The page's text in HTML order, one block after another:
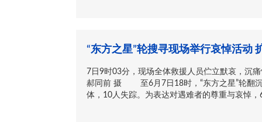
“东方之星”轮搜寻现场举行哀悼活动
7日9时03分，现场全体救援人员伫立默哀，沉
郝同前 摄 至6月7日18时，“东方之星”轮翻沉
体，10人失踪。为表达对遇难者的尊重与哀悼，